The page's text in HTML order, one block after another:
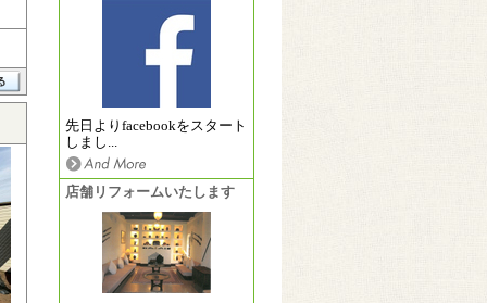
先日よりfacebookをスタート
しまし...
店舗リフォームいたします